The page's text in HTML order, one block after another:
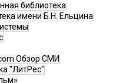
библиотека
имени Б.Н. Ельцина
Обзор СМИ
"ЛитРес"